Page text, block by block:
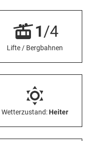
1/4
Lifte / Bergbahnen
Wetterzustand: Heiter